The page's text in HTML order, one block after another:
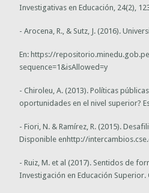
Investigativas en Educación 24(2),
- Arocena, R., & Sutz, J. (2016).
En: https://
sequence=1&isAllowed=y
- Chiroleu, A. (2013). Políticas
oportunidades en el nivel superior?
- Fiori, N. & Ramírez, R. (2015).
Disponible enhttp://
- Ruiz, M. et al (2017). Sentidos de
Investigación en Educación Superior.